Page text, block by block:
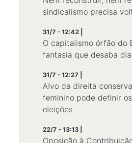
sindicalismo precisa
31/7 - 12:42 |
O capitalismo órfão do
fantasia que desaba
31/7 - 12:27 |
Alvo da direita
feminino pode definir
eleições
22/7 - 13:13 |
Oposição à